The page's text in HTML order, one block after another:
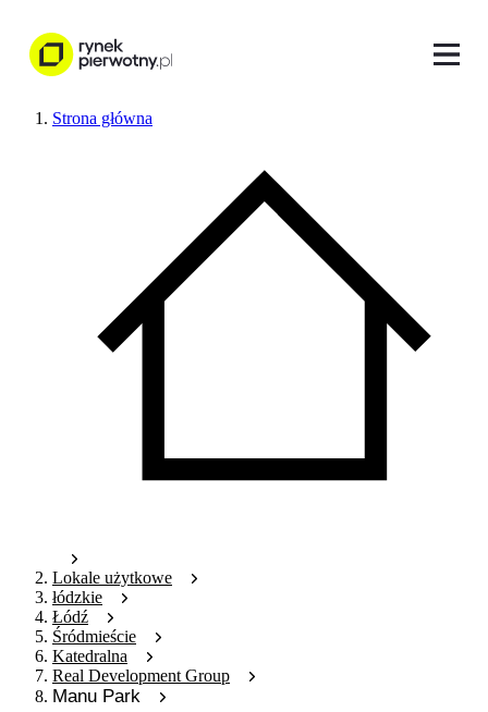
Strona główna
Lokale użytkowe
łódzkie
Łódź
Śródmieście
Katedralna
Real Development Group
Manu Park